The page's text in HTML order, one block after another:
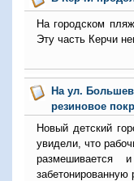
На городском
Эту часть Керчи
На ул.
резиновое
Новый детский
увидели, что
забетонированную